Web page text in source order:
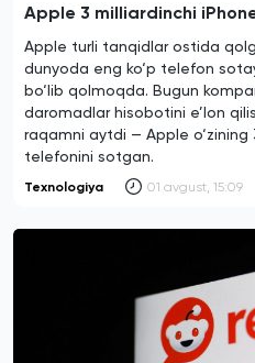
Apple 3 milliardinchi
Apple turli tanqidlar ostida
dunyoda eng ko‘p telefon
bo‘lib qolmoqda. Bugun
daromadlar hisobotini e’lon
raqamni aytdi — Apple o‘zining
telefonini sotgan.
Texnologiya 01 avgust, 15:09